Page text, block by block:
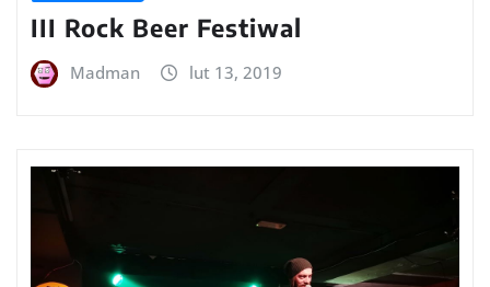
III Rock Beer Festiwal
Madman lut 13, 2019